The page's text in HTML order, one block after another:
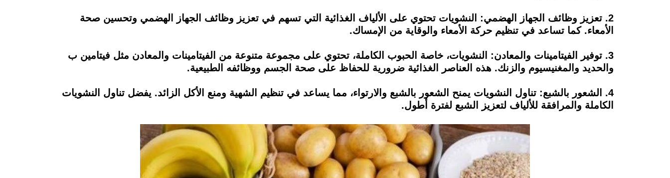
2. تعزيز وظائف الجهاز الهضمي: النشويات تحتوي على الألياف الغذائية التي تسهم في تعزيز وظائف الجهاز الهضمي وتحسين صحة
الأمعاء. كما تساعد في تنظيم حركة الأمعاء والوقاية من الإمساك.
3. توفير الفيتامينات والمعادن: النشويات، خاصة الحبوب الكاملة، تحتوي على مجموعة متنوعة من الفيتامينات والمعادن مثل فيتامين ب
والحديد والمغنيسيوم والزنك. هذه العناصر الغذائية ضرورية للحفاظ على صحة الجسم ووظائفه الطبيعية.
4. الشعور بالشبع: تناول النشويات يمنح الشعور بالشبع والارتواء، مما يساعد في تنظيم الشهية ومنع الأكل الزائد. يفضل تناول النشويات
الكاملة والمرافقة للألياف لتعزيز الشبع لفترة أطول.